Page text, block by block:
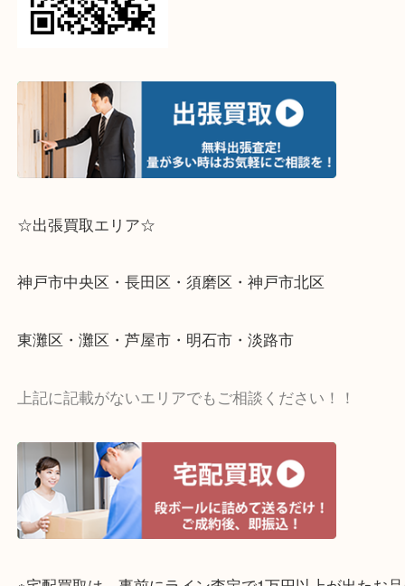
↓パソコンでご覧頂いている方は、こちらをスマホ
☆出張買取エリア☆
神戸市中央区・長田区・須磨区・神戸市北区
東灘区・灘区・芦屋市・明石市・淡路市